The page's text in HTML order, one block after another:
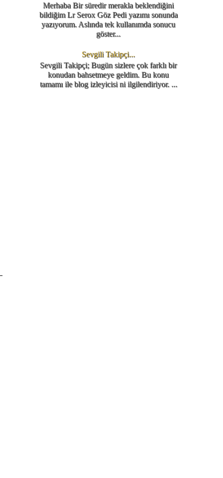
Merhaba Bir süredir merakla beklendiğini
bildiğim Lr Serox Göz Pedi yazımı sonunda
yazıyorum. Aslında tek kullanımda sonucu
göster...
Sevgili Takipçi...
Sevgili Takipçi; Bugün sizlere çok farklı bir
konudan bahsetmeye geldim. Bu konu
tamamı ile blog izleyicisi ni ilgilendiriyor. ...